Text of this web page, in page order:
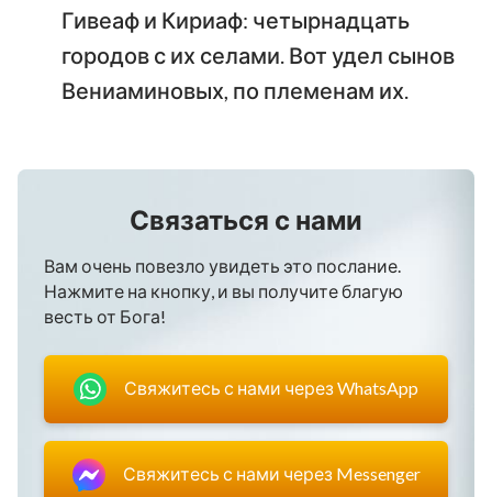
Гивеаф и Кириаф: четырнадцать
городов с их селами. Вот удел сынов
Вениаминовых, по племенам их.
Связаться с нами
Вам очень повезло увидеть это послание.
Нажмите на кнопку, и вы получите благую
весть от Бога!
Свяжитесь с нами через WhatsApp
Свяжитесь с нами через Messenger